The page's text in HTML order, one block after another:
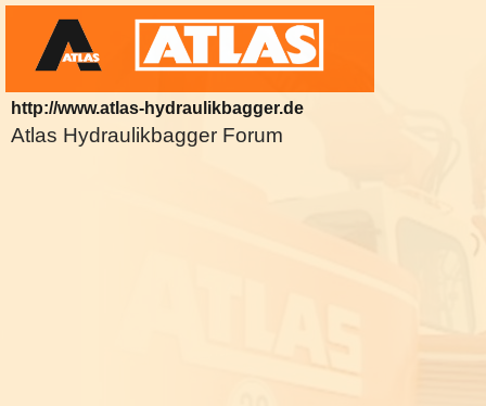
http://www.atlas-hydraulikbagger.de
Atlas Hydraulikbagger Forum